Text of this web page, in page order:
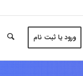
ورود یا ثبت نام